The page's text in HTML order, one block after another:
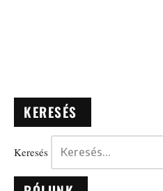
KERESÉS
Keresés